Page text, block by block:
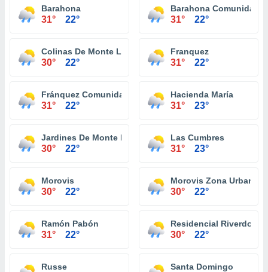
Barahona
31° 22°
Barahona Comunidad
31° 22°
Colinas De Monte Llano
30° 22°
Franquez
31° 22°
Fránquez Comunidad
31° 22°
Hacienda María
31° 23°
Jardines De Monte Llano
30° 22°
Las Cumbres
31° 23°
Morovis
30° 22°
Morovis Zona Urbana
30° 22°
Ramón Pabón
31° 22°
Residencial Riverdo
30° 22°
Russe Santa Domingo